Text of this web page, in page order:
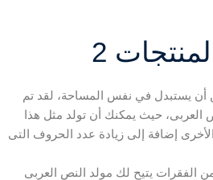
2
أن يستبدل في نفس المساحة، لقد تم
العربى، حيث يمكنك أن تولد مثل هذا
إضافة إلى زيادة عدد الحروف التى
الفقرات يتيح لك مولد النص العربى